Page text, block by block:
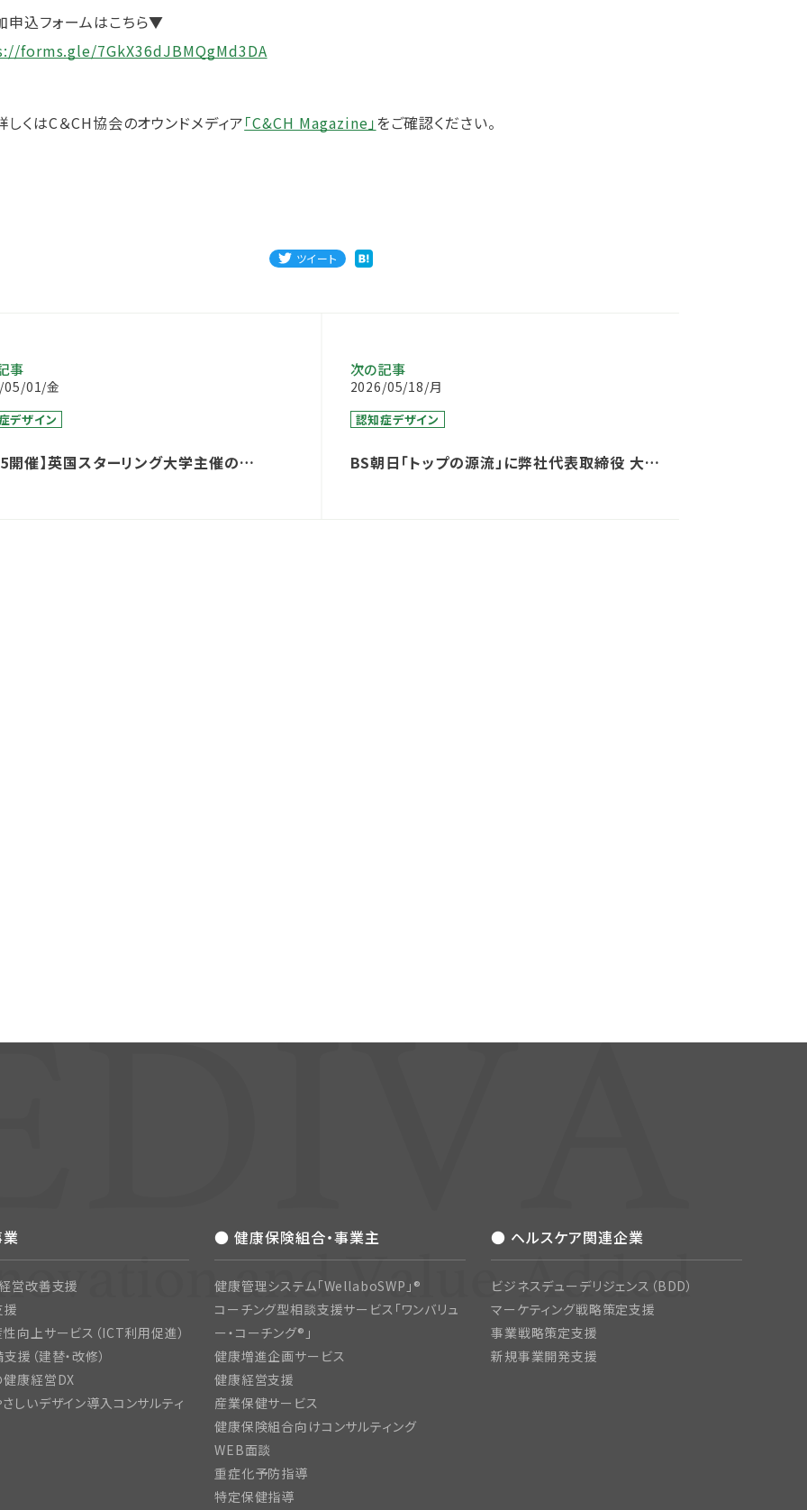
込フォームはこちら▼
forms.gle/7GkX36dJBMQgMd3DA
しくはC＆CH協会のオウンドメディア「C&CH Magazine」 をご確認ください。
ツイート
事
05/01/金
デザイン
開催】英国スターリング大学主催の
次の記事
2026/05/18/月
認知症デザイン
BS朝日「トップの源流」に弊社代表取締役 大石
営改善支援
援
向上サービス（ICT利用促進）
援（建替・改修）
康経営DX
しいデザイン導入コンサルティ
● 健康保険組合・事業主
健康管理システム「WellaboSWP」®
コーチング型相談支援サービス「ワンバリュ
ー・コーチング®」
健康増進企画サービス
健康経営支援
産業保健サービス
健康保険組合向けコンサルティング
WEB面談
重症化予防指導
特定保健指導
● ヘルスケア関連企業
ビジネスデューデリジェンス（BDD）
マーケティング戦略策定支援
事業戦略策定支援
新規事業開発支援